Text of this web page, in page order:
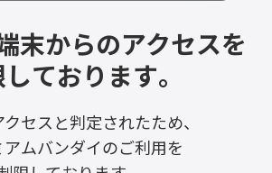
末からのアクセスを
ております。
セスと判定されたため、
アムバンダイのご利用を